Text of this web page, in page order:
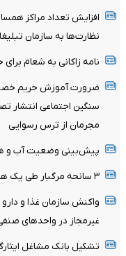
نظارت‌ها به سازمان
نامه زاکانی به شعام
ضرورت آموزش حریم
سنگین اجتماعی انتشار
مجرمان از ترس رسوایی
پیش‌بینی وضعیت آب و
۳ سانحه مرگبار طی یک هفته در بزرگراه‌های تهران
واکنش سازمان غذا و دارو
غیرمجاز در واحدهای
تشکیل بانک مشاغل